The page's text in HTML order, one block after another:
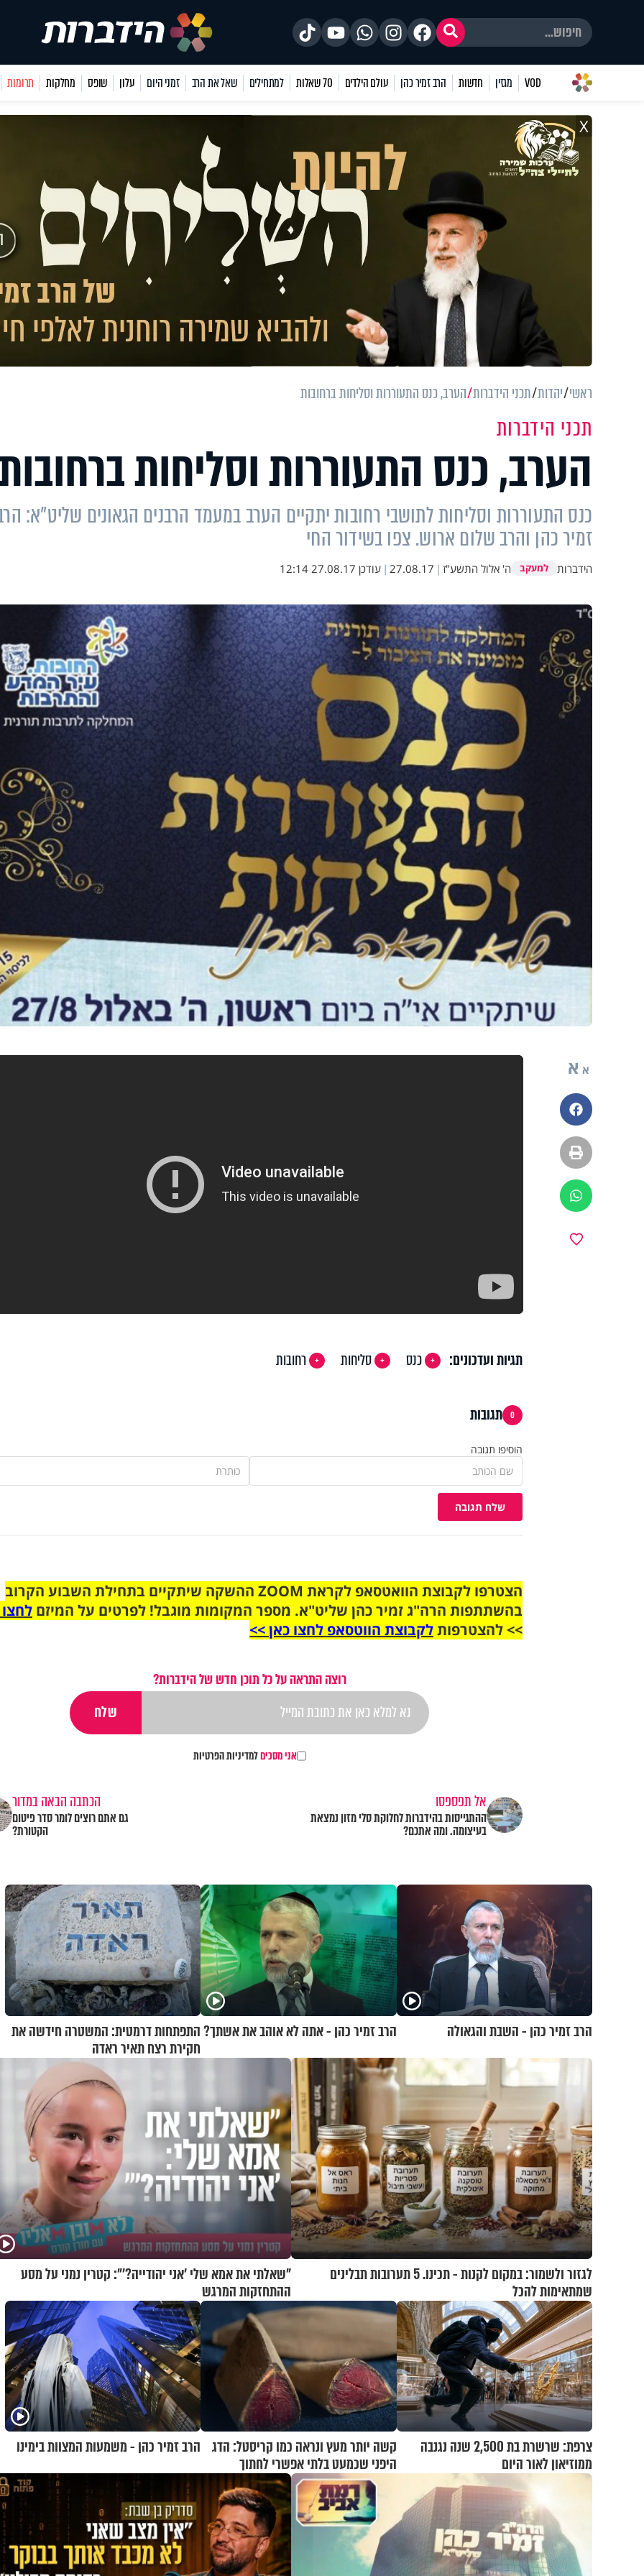
VOD מגזין חדשות הרב זמיר כהן עולם הילדים 70 שאלות למתחילים שאל את הרב זמני היום עלון שופס מחלקות תרומות
X
ראשי יהדות תכני הידברות הערב, כנס התעוררות וסליחות ברחובות
תכני הידברות
הערב, כנס התעוררות וסליחות
כנס התעוררות וסליחות לתושבי רחובות יתקיים הערב במעמד הרבנים הגאונים שליט"א:
זמיר כהן והרב שלום ארוש. צפו בשידור החי
הידברות למעקב ה' אלול התשע"ז |
27.08.17
| עודכן 27.08.17 12:14
א א
פייסבוק
הדפסה
ווטסאפ
תגיות ועדכונים: כנס סליחות רחובות
0 תגובות
הוסיפו תגובה
שלח תגובה
הצטרפו לקבוצת הוואטסאפ לקראת ZOOM ההשקה שיתקיים בתחילת השבוע הקרוב
בהשתתפות הרה"ג זמיר כהן שליט"א. מספר המקומות מוגבל! לפרטים על המיזם
>> להצטרפותלקבוצת הווטסאפ לחצו כאן >>
רוצה התראה על כל תוכן חדש של הידברות?
אני מסכיםלמדיניות הפרטיות
אל תפספסו
ההתגייסות בהידברות לחלוקת סלי מזון נמצאת
בעיצומה. ומה אתכם?
הכתבה הבאה במדור
גם אתם רוצים לומר סדר פיטום
הקטורת?
הרב זמיר כהן - השבת והגאולה הרב זמיר כהן - אתה לא אוהב את אשתך?התפתחות דרמטית: המשטרה חידשה את
חקירת רצח תאיר ראדה
לגזור ולשמור: במקום לקנות - תכינו. 5 תערובות תבלינים
שמתאימות להכל
"שאלתי את אמא שלי 'אני יהודייה?'": קטרין נמני על מסע
ההתחזקות המרגש
צרפת: שרשרת בת 2,500 שנה נגנבה
ממוזיאון לאור היום
קשה יותר מעץ ונראה כמו קריסטל: הדג
היפני שכמעט בלתי אפשרי לחתוך
הרב זמיר כהן - משמעות המצוות בימינו